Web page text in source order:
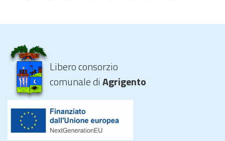
Libero consorzio
comunale diAgrigento